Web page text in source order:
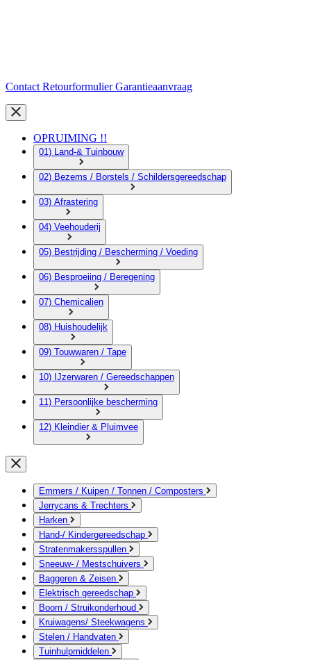
Contact RetourformulierGarantieaanvraag
OPRUIMING !!
01) Land-& Tuinbouw
02) Bezems / Borstels / Schildersgereedschap
03) Afrastering
04) Veehouderij
05) Bestrijding / Bescherming / Voeding
06) Besproeiing / Beregening
07) Chemicalien
08) Huishoudelijk
09) Touwwaren / Tape
10) IJzerwaren / Gereedschappen
11) Persoonlijke bescherming
12) Kleindier & Pluimvee
Emmers / Kuipen / Tonnen / Composters
Jerrycans & Trechters
Harken
Hand-/ Kindergereedschap
Stratenmakersspullen
Sneeuw- / Mestschuivers
Baggeren & Zeisen
Elektrisch gereedschap
Boom / Struikonderhoud
Kruiwagens/ Steekwagens
Stelen / Handvaten
Tuinhulpmiddelen